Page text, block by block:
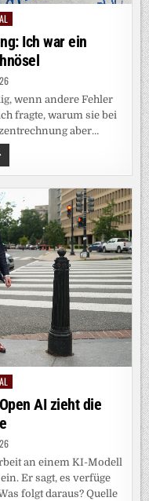
Ich war ein
wenn andere Fehler
fragte, warum sie bei
aber…
AI zieht die
an einem KI-Modell
Er sagt, es verfüge
folgt daraus? Quelle